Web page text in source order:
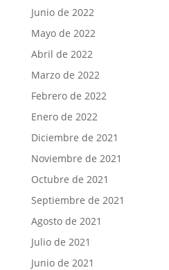
Junio de 2022
Mayo de 2022
Abril de 2022
Marzo de 2022
Febrero de 2022
Enero de 2022
Diciembre de 2021
Noviembre de 2021
Octubre de 2021
Septiembre de 2021
Agosto de 2021
Julio de 2021
Junio de 2021